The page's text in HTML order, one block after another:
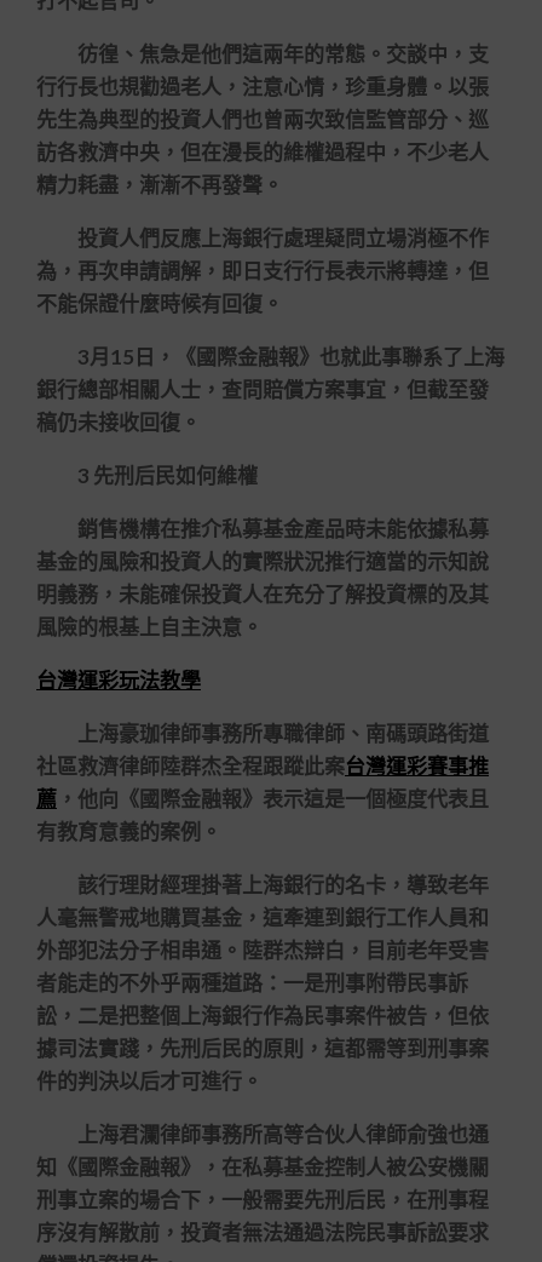
彷徨、焦急是他們這兩年的常態。交談中，支
行行長也規勸過老人，注意心情，珍重身體。以張
先生為典型的投資人們也曾兩次致信監管部分、巡
訪各救濟中央，但在漫長的維權過程中，不少老人
精力耗盡，漸漸不再發聲。
投資人們反應上海銀行處理疑問立場消極不作
為，再次申請調解，即日支行行長表示將轉達，但
不能保證什麼時候有回復。
3月15日，《國際金融報》也就此事聯系了上海
銀行總部相關人士，查問賠償方案事宜，但截至發
稿仍未接收回復。
3 先刑后民如何維權
銷售機構在推介私募基金產品時未能依據私募
基金的風險和投資人的實際狀況推行適當的示知說
明義務，未能確保投資人在充分了解投資標的及其
風險的根基上自主決意。
台灣運彩玩法教學
上海豪珈律師事務所專職律師、南碼頭路街道
社區救濟律師陸群杰全程跟蹤此案台灣運彩賽事推
薦 ，他向《國際金融報》表示這是一個極度代表且
有教育意義的案例。
該行理財經理掛著上海銀行的名卡，導致老年
人毫無警戒地購買基金，這牽連到銀行工作人員和
外部犯法分子相串通。陸群杰辯白，目前老年受害
者能走的不外乎兩種道路：一是刑事附帶民事訴
訟，二是把整個上海銀行作為民事案件被告，但依
據司法實踐，先刑后民的原則，這都需等到刑事案
件的判決以后才可進行。
上海君瀾律師事務所高等合伙人律師俞強也通
知《國際金融報》，在私募基金控制人被公安機關
刑事立案的場合下，一般需要先刑后民，在刑事程
序沒有解散前，投資者無法通過法院民事訴訟要求